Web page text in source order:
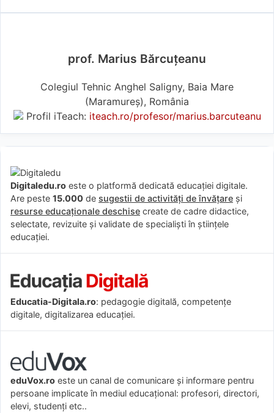
prof. Marius Bărcuțeanu
Colegiul Tehnic Anghel Saligny, Baia Mare
(Maramureş), România
Profil iTeach: iteach.ro/profesor/marius.barcuteanu
Digitaledu.ro este o platformă dedicată educației digitale.
Are peste 15.000 de sugestii de activități de învățare și
resurse educaționale deschise create de cadre didactice,
selectate, revizuite și validate de specialiști în științele
educației.
Educatia-Digitala.ro: pedagogie digitală, competențe
digitale, digitalizarea educației.
eduVox.ro este un canal de comunicare și informare pentru
persoane implicate în mediul educațional: profesori, directori,
elevi, studenți etc..